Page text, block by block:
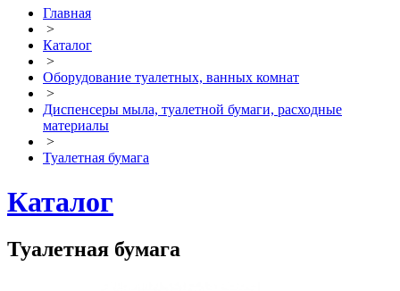
Главная
>
Каталог
>
Оборудование туалетных, ванных комнат
>
Диспенсеры мыла, туалетной бумаги, расходные
материалы
>
Туалетная бумага
Каталог
Туалетная бумага